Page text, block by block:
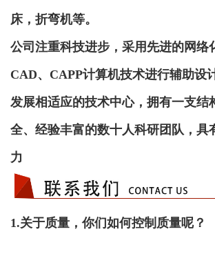
床，折弯机等。
公司注重科技进步，采用先进的网络
CAD、CAPP计算机技术进行辅助设
发展相适应的技术中心，拥有一支结
全、经验丰富的数十人科研团队，具
力
1.关于质量，你们如何控制质量呢？